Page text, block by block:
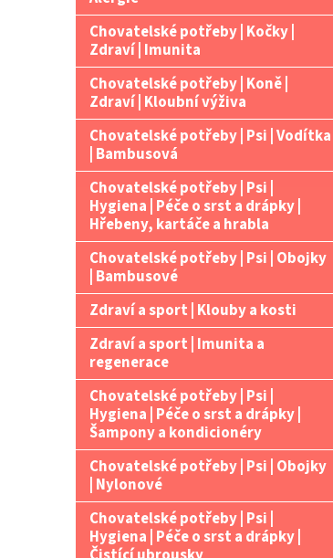
Chovatelské potřeby | Kočky |
Zdraví | Imunita
Chovatelské potřeby | Koně |
Zdraví | Kloubní výživa
Chovatelské potřeby | Psi | Vodítka
| Bambusová
Chovatelské potřeby | Psi |
Hygiena | Péče o srst a drápky |
Hřebeny, kartáče a hrabla
Chovatelské potřeby | Psi | Obojky
| Bambusové
Zdraví a sport | Klouby a kosti
Zdraví a sport | Imunita a
regenerace
Chovatelské potřeby | Psi |
Hygiena | Péče o srst a drápky |
Šampony a kondicionéry
Chovatelské potřeby | Psi | Obojky
| Nylonové
Chovatelské potřeby | Psi |
Hygiena | Péče o srst a drápky |